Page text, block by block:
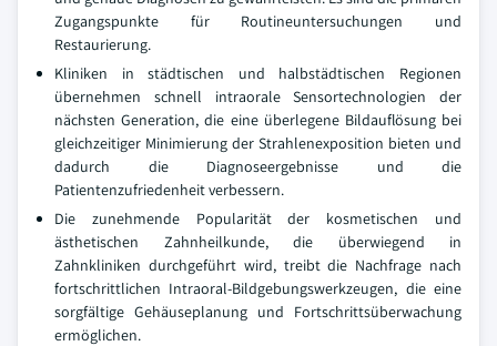
Zugangspunkte für Routineuntersuchungen und
Restaurierung.
Kliniken in städtischen und halbstädtischen Regionen
übernehmen schnell intraorale Sensortechnologien der
nächsten Generation, die eine überlegene Bildauflösung bei
gleichzeitiger Minimierung der Strahlenexposition bieten und
dadurch die Diagnoseergebnisse und die
Patientenzufriedenheit verbessern.
Die zunehmende Popularität der kosmetischen und
ästhetischen Zahnheilkunde, die überwiegend in
Zahnkliniken durchgeführt wird, treibt die Nachfrage nach
fortschrittlichen Intraoral-Bildgebungswerkzeugen, die eine
sorgfältige Gehäuseplanung und Fortschrittsüberwachung
ermöglichen.